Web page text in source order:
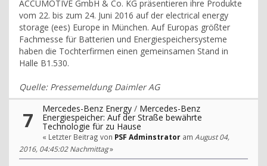
ACCUMOTIVE GmbH & Co. KG präsentieren ihre Produkte
vom 22. bis zum 24. Juni 2016 auf der electrical energy
storage (ees) Europe in München. Auf Europas größter
Fachmesse für Batterien und Energiespeichersysteme
haben die Tochterfirmen einen gemeinsamen Stand in
Halle B1.530.
Quelle: Pressemeldung Daimler AG
7 Mercedes-Benz Energy / Mercedes-Benz
Energiespeicher: Auf der Straße bewährte
Technologie für zu Hause
« Letzter Beitrag von PSF Adminstrator am August 04,
2016, 04:45:02 Nachmittag»